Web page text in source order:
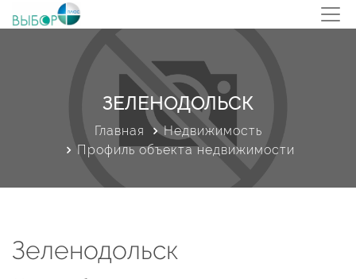
ЗЕЛЕНОДОЛЬСК
Главная
Недвижимость
Профиль объекта недвижимости
Зеленодольск